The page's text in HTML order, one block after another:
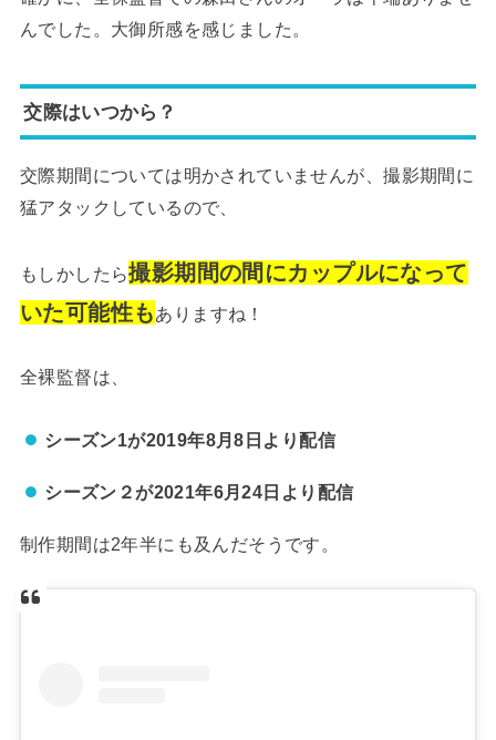
んでした。大御所感を感じました。
交際はいつから？
交際期間については明かされていませんが、撮影期間に
猛アタックしているので、
もしかしたら撮影期間の間にカップルになって
いた可能性もありますね！
全裸監督は、
シーズン1が2019年8月8日より配信
シーズン２が2021年6月24日より配信
制作期間は2年半にも及んだそうです。